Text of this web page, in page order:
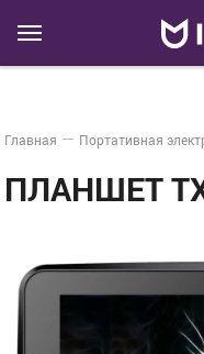
Главная Портативная
ПЛАНШЕТ